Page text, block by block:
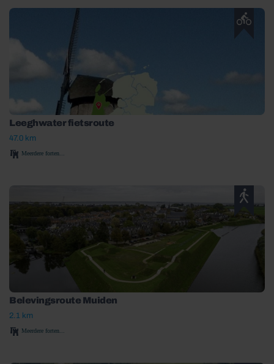
Leeghwater fietsroute
47.0 km
Meerdere forten...
Belevingsroute Muiden
2.1 km
Meerdere forten...